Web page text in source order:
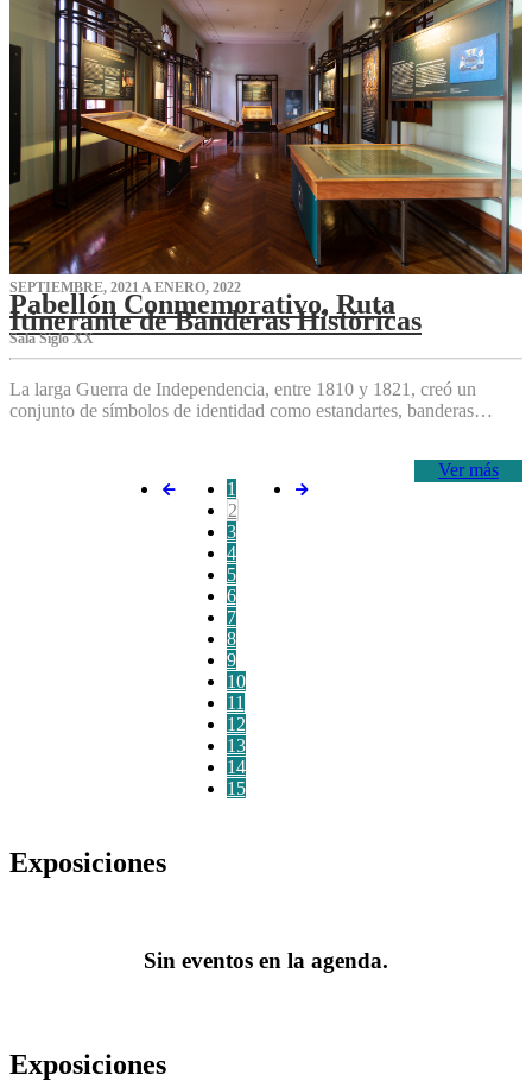
SEPTIEMBRE, 2021 A ENERO, 2022
Pabellón Conmemorativo, Ruta
Itinerante de Banderas Históricas
Sala Siglo XX
La larga Guerra de Independencia, entre 1810 y 1821, creó un
conjunto de símbolos de identidad como estandartes, banderas…
Ver más
1
2
3
4
5
6
7
8
9
10
11
12
13
14
15
Exposiciones
Sin eventos en la agenda.
Exposiciones